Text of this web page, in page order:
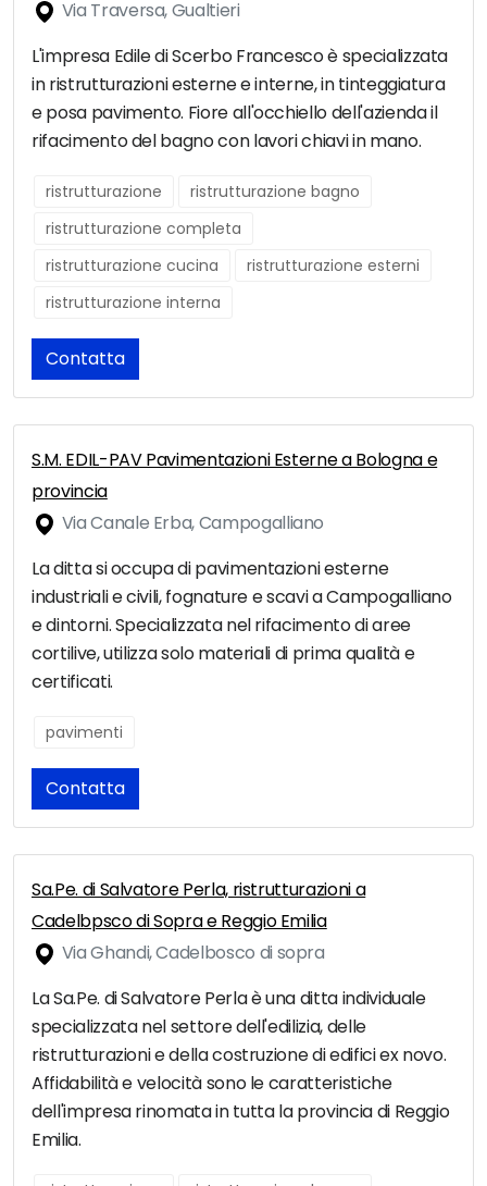
Via Traversa, Gualtieri
L'impresa Edile di Scerbo Francesco è specializzata
in ristrutturazioni esterne e interne, in tinteggiatura
e posa pavimento. Fiore all'occhiello dell'azienda il
rifacimento del bagno con lavori chiavi in mano.
ristrutturazione
ristrutturazione bagno
ristrutturazione completa
ristrutturazione cucina
ristrutturazione esterni
ristrutturazione interna
Contatta
S.M. EDIL-PAV Pavimentazioni Esterne a Bologna e
provincia
Via Canale Erba, Campogalliano
La ditta si occupa di pavimentazioni esterne
industriali e civili, fognature e scavi a Campogalliano
e dintorni. Specializzata nel rifacimento di aree
cortilive, utilizza solo materiali di prima qualità e
certificati.
pavimenti
Contatta
Sa.Pe. di Salvatore Perla, ristrutturazioni a
Cadelbpsco di Sopra e Reggio Emilia
Via Ghandi, Cadelbosco di sopra
La Sa.Pe. di Salvatore Perla è una ditta individuale
specializzata nel settore dell'edilizia, delle
ristrutturazioni e della costruzione di edifici ex novo.
Affidabilità e velocità sono le caratteristiche
dell'impresa rinomata in tutta la provincia di Reggio
Emilia.